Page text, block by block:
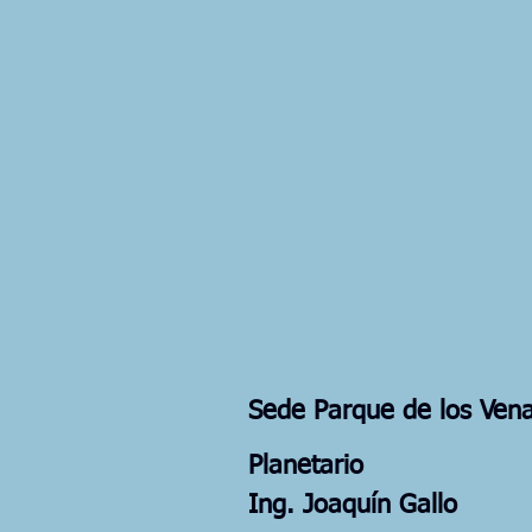
Sede Parque de los
Planetario
Ing. Joaquín Gallo